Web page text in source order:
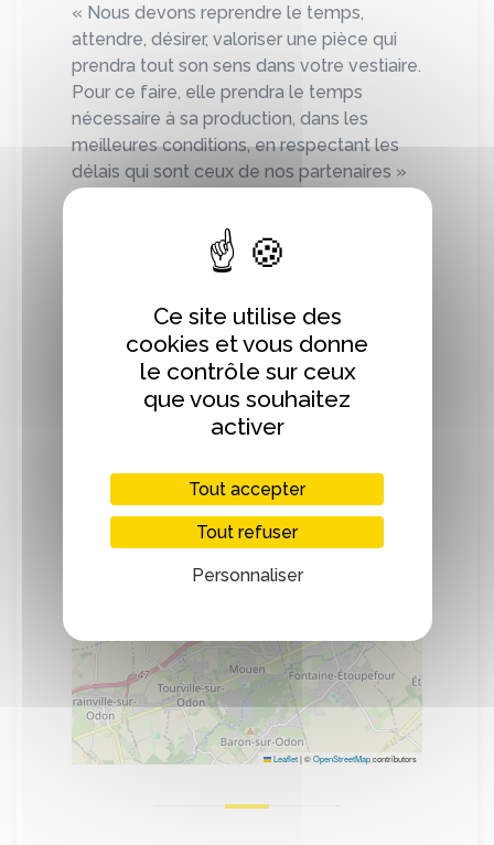
« Nous devons reprendre le temps,
attendre, désirer, valoriser une pièce qui
prendra tout son sens dans votre vestiaire.
Pour ce faire, elle prendra le temps
nécessaire à sa production, dans les
meilleures conditions, en respectant les
délais qui sont ceux de nos partenaires »
Leaflet|©OpenStreetMapcontributors
Ce site utilise des
cookies et vous donne
le contrôle sur ceux
que vous souhaitez
activer
Tout accepter
Tout refuser
Personnaliser